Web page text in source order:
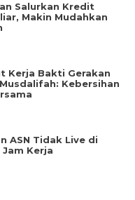
Salurkan Kredit
Makin Mudahkan
Kerja Bakti Gerakan
Kebersihan
ASN Tidak Live di
Kerja